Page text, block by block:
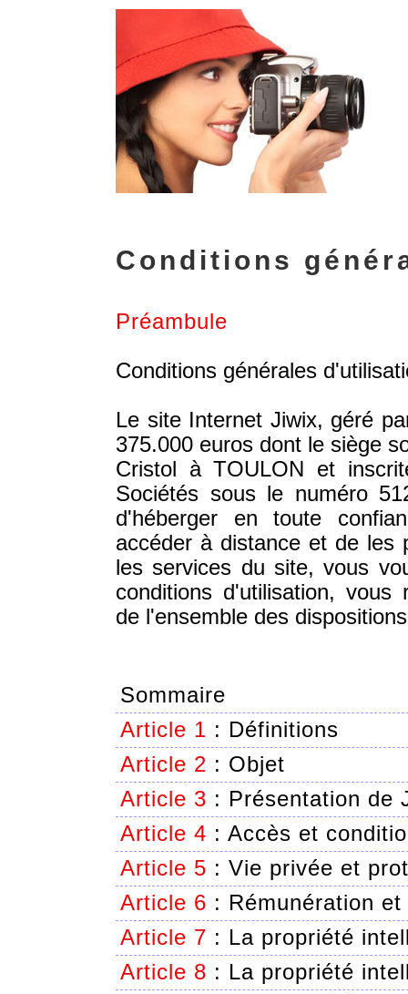
Conditions
Préambule
Conditions générales
Le site Internet Jiwix, géré
375.000 euros dont le siège
Cristol à TOULON et
Sociétés sous le numéro
d'héberger en toute
accéder à distance et de les
les services du site, vous
conditions d'utilisation, vous
de l'ensemble des
Sommaire
Article 1 : Définitions
Article 2 : Objet
Article 3 : Présentation de
Article 4 : Accès et
Article 5 : Vie privée et
Article 6 : Rémunération
Article 7 : La propriété
Article 8 : La propriété